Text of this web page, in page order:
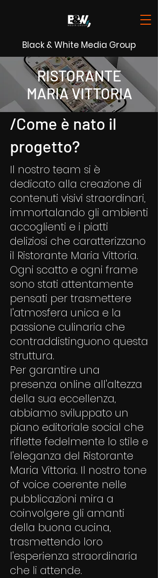
Black & White Media Group
RISTORANTE
MARIA VITTORIA
/Come è nato il
progetto?
Il nostro team si è
dedicato alla creazione di
contenuti visivi straordinari,
immortalando gli ambienti
accoglienti e i piatti
deliziosi che caratterizzano
il Ristorante Maria Vittoria.
Ogni scatto e ogni frame
sono stati attentamente
pensati per trasmettere
l'atmosfera unica e la
passione culinaria che
contraddistinguono questa
struttura.
Per garantire una
presenza online all'altezza
della sua eccellenza,
abbiamo sviluppato un
piano editoriale social che
riflette fedelmente lo stile e
l'eleganza del Ristorante
Maria Vittoria. Il nostro tone
of voice coerente nelle
pubblicazioni mira a
coinvolgere gli amanti
della buona cucina,
trasmettendo loro
l'esperienza straordinaria
che li attende.